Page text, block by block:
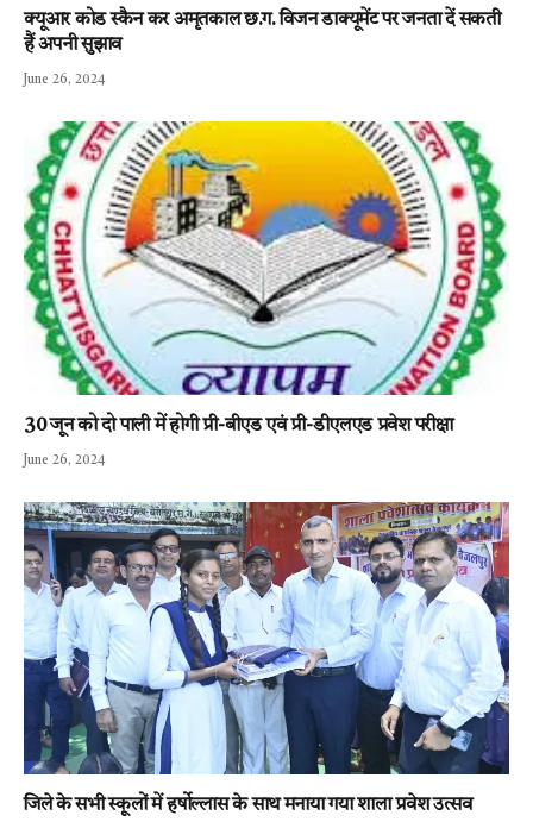
क्यूआर कोड स्कैन कर अमृतकाल छ.ग. विजन डाक्यूमेंट पर जनता दें सकती
हैं अपनी सुझाव
June 26, 2024
30 जून को दो पाली में होगी प्री-बीएड एवं प्री-डीएलएड प्रवेश परीक्षा
June 26, 2024
जिले के सभी स्कूलों में हर्षोल्लास के साथ मनाया गया शाला प्रवेश उत्सव